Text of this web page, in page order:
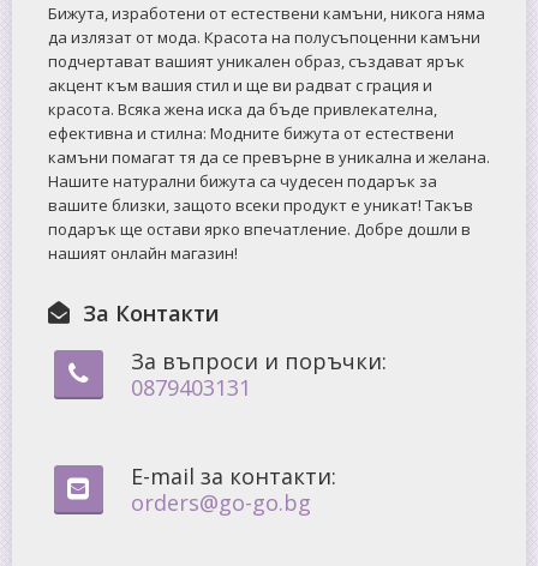
Бижута, изработени от естествени камъни, никога няма
да излязат от мода. Красота на полусъпоценни камъни
подчертават вашият уникален образ, създават ярък
акцент към вашия стил и ще ви радват с грация и
красота. Всяка жена иска да бъде привлекателна,
ефективна и стилна: Mодните бижута от естествени
камъни помагат тя да се превърне в уникална и желана.
Нашите натурални бижута са чудесен подарък за
вашите близки, защото всеки продукт е уникат! Такъв
подарък ще остави ярко впечатление. Добре дошли в
нашият онлайн магазин!
За Контакти
За въпроси и поръчки:
0879403131
E-mail за контакти:
orders@go-go.bg